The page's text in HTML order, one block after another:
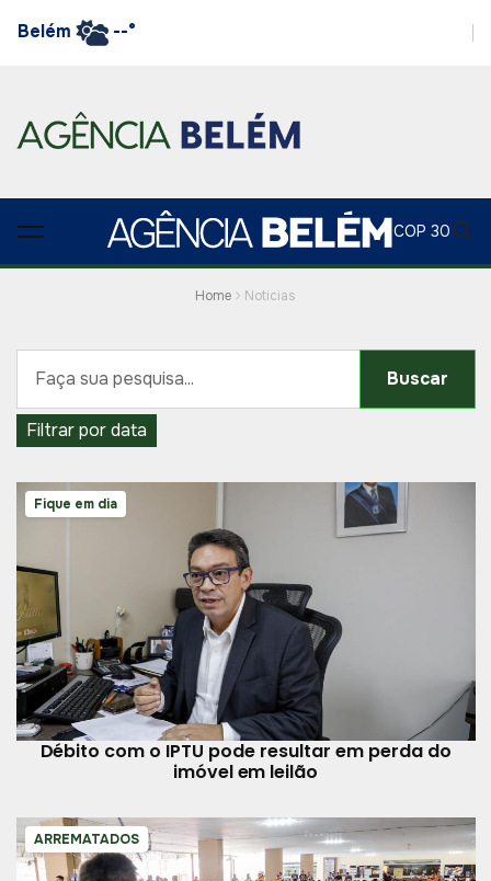
Belém --°
COP 30
Home Noticias
Buscar
Filtrar por data
Fique em dia
Débito com o IPTU pode resultar em perda do
imóvel em leilão
ARREMATADOS